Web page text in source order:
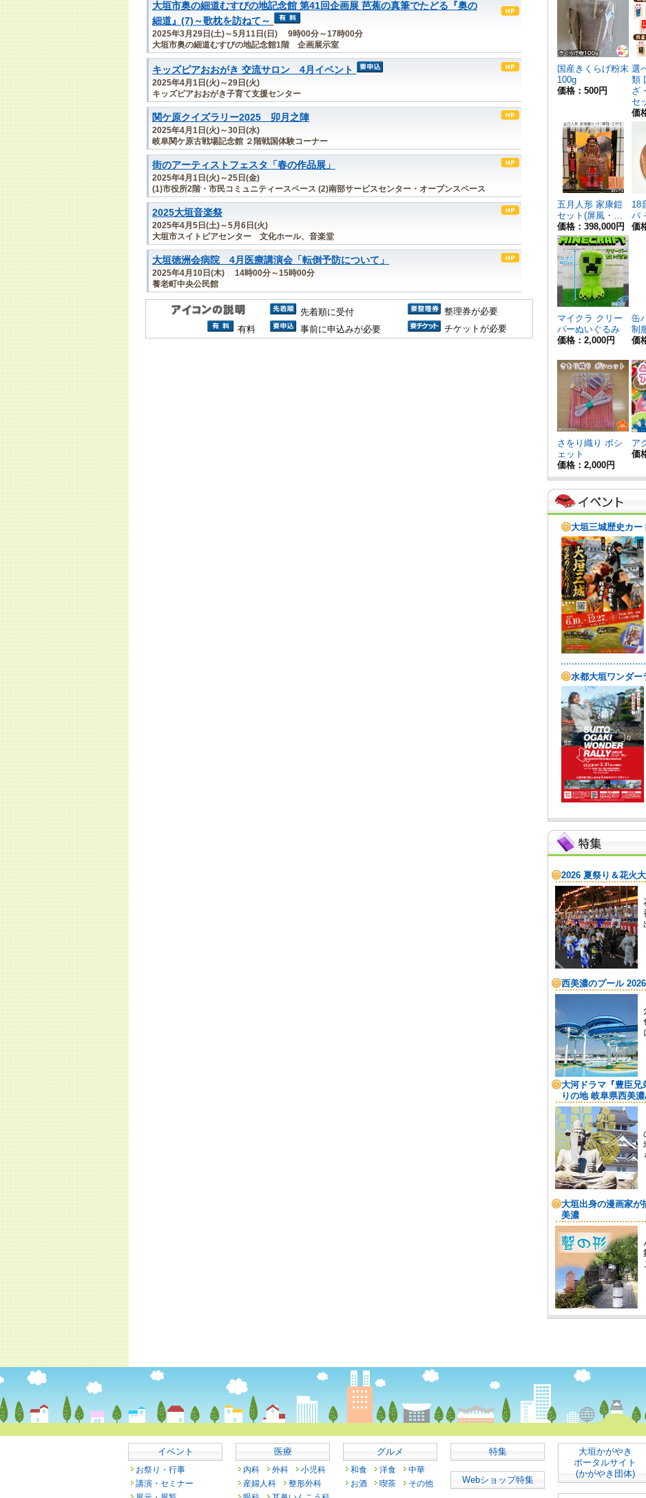
大垣市奥の細道むすびの地記念館 第41回企画展 芭蕉の真筆でたどる『奥の
細道』(7)～歌枕を訪ねて～
2025年3月29日(土)～5月11日(日) 9時00分～17時00分
大垣市奥の細道むすびの地記念館1階 企画展示室
キッズピアおおがき 交流サロン 4月イベント
2025年4月1日(火)～29日(火)
キッズピアおおがき子育て支援センター
関ケ原クイズラリー2025 卯月之陣
2025年4月1日(火)～30日(水)
岐阜関ケ原古戦場記念館 ２階戦国体験コーナー
街のアーティストフェスタ「春の作品展」
2025年4月1日(火)～25日(金)
(1)市役所2階・市民コミュニティースペース (2)南部サービスセンター・オープンスペース
2025大垣音楽祭
2025年4月5日(土)～5月6日(火)
大垣市スイトピアセンター 文化ホール、音楽堂
大垣徳洲会病院 4月医療講演会「転倒予防について」
2025年4月10日(木) 14時00分～15時00分
養老町中央公民館
先着順に受付
整理券が必要
有料
事前に申込みが必要 チケットが必要
イベント
お祭り・行事
講演・セミナー
医療
内科 外科
小児科
産婦人科
整形外科
グルメ
和食 洋食
中華
お酒
喫茶 その他
特集
Webショップ特集
大垣かがやき
ポータルサイト
(かがやき団体)